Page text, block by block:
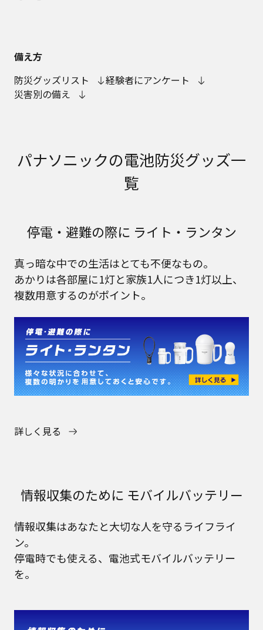
備え方
防災グッズリスト
経験者にアンケート
災害別の備え
パナソニックの電池防災グッズ一
覧
停電・避難の際に ライト・ランタン
真っ暗な中での生活はとても不便なもの。
あかりは各部屋に1灯と家族1人につき1灯以上、
複数用意するのがポイント。
詳しく見る
情報収集のために モバイルバッテリー
情報収集はあなたと大切な人を守るライフライ
ン。
停電時でも使える、電池式モバイルバッテリー
を。